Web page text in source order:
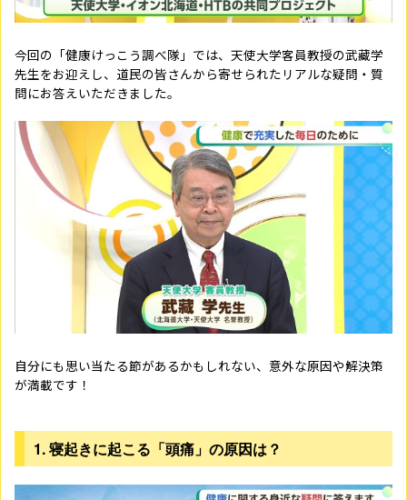
今回の「健康けっこう調べ隊」では、天使大学客員教授の武藏学
先生をお迎えし、道民の皆さんから寄せられたリアルな疑問・質
問にお答えいただきました。
自分にも思い当たる節があるかもしれない、意外な原因や解決策
が満載です！
1. 寝起きに起こる「頭痛」の原因は？